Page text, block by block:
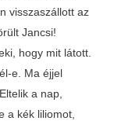
visszaszállott az
Jancsi!
hogy mit látott.
e. Ma éjjel
a nap,
a kék liliomot,